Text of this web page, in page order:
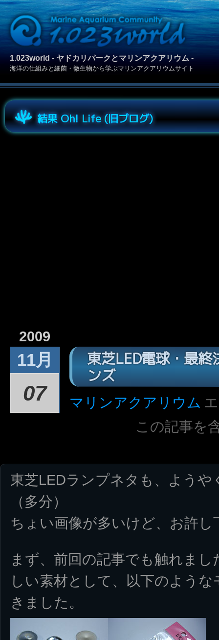
1.023world - ヤドカリパークとマリンアクアリウム -
海洋の仕組みと細菌・微生物から学ぶマリンアクアリウムサイト
結果 Oh! Life (旧ブログ)
2009
11月
07
東芝LED電球・最
ンズ
マリンアクアリウム
この記事を
東芝LEDランプネタも、ようや
（多分）
ちょい画像が多いけど、お許し
まず、前回の記事でも触れま
しい素材として、以下のよう
きました。